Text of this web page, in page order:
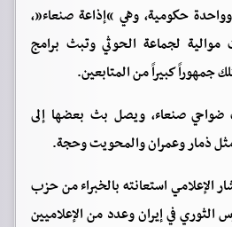
13 تجارية وواحدة حكومية، وهي “إذاعة صنعاء”،
موالية لجماعة الحوثي وتبث برامج
جمهوراً كبيراً من المتابعين.
صنعاء، ويصل بث بعضها إلى
ذمار وعمران والمحويت وحجة.
الإعلامي استعانته بالخبراء من حزب
الثوري في إيران وعدد من الإعلاميين